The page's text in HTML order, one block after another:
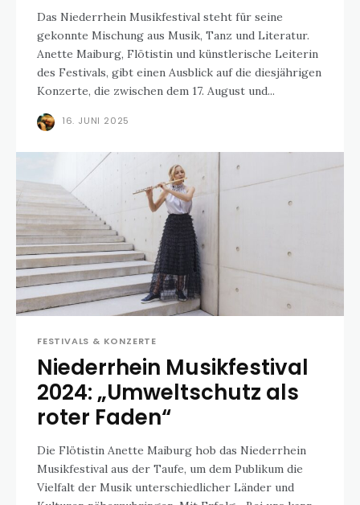
Das Niederrhein Musikfestival steht für seine
gekonnte Mischung aus Musik, Tanz und Literatur.
Anette Maiburg, Flötistin und künstlerische Leiterin
des Festivals, gibt einen Ausblick auf die diesjährigen
Konzerte, die zwischen dem 17. August und...
16. JUNI 2025
FESTIVALS & KONZERTE
Niederrhein Musikfestival
2024: „Umweltschutz als
roter Faden“
Die Flötistin Anette Maiburg hob das Niederrhein
Musikfestival aus der Taufe, um dem Publikum die
Vielfalt der Musik unterschiedlicher Länder und